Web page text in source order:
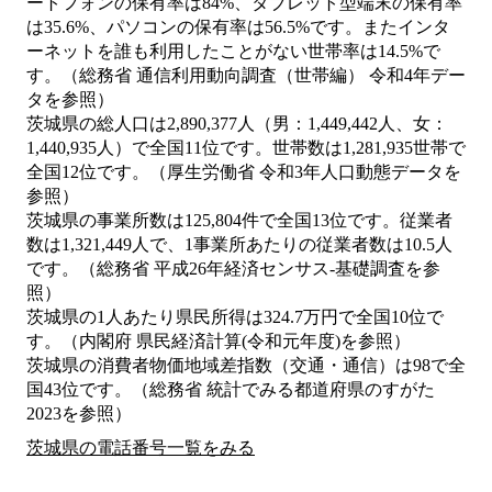
は35.6%、パソコンの保有率は56.5%です。またインタ
ーネットを誰も利用したことがない世帯率は14.5%で
す。（総務省 通信利用動向調査（世帯編） 令和4年デー
タを参照）
茨城県の総人口は2,890,377人（男：1,449,442人、女：
1,440,935人）で全国11位です。世帯数は1,281,935世帯で
全国12位です。（厚生労働省 令和3年人口動態データを
参照）
茨城県の事業所数は125,804件で全国13位です。従業者
数は1,321,449人で、1事業所あたりの従業者数は10.5人
です。（総務省 平成26年経済センサス‐基礎調査を参
照）
茨城県の1人あたり県民所得は324.7万円で全国10位で
す。（内閣府 県民経済計算(令和元年度)を参照）
茨城県の消費者物価地域差指数（交通・通信）は98で全
国43位です。（総務省 統計でみる都道府県のすがた
2023を参照）
茨城県の電話番号一覧をみる